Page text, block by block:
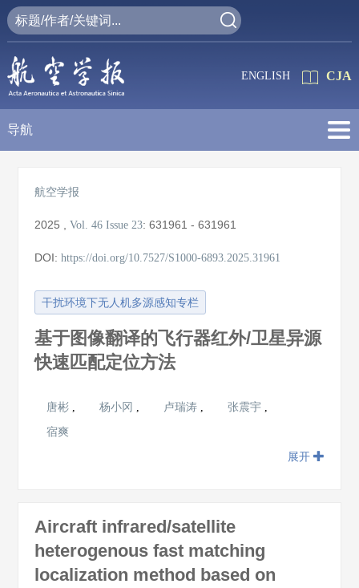
CJA
ENGLISH
导航
航空学报
2025 ,Vol. 46 Issue 23:631961 - 631961
DOI:https://doi.org/10.7527/S1000-6893.2025.31961
干扰环境下无人机多源感知专栏
基于图像翻译的飞行器红外/卫星异源
快速匹配定位方法
唐彬 , 杨小冈 , 卢瑞涛 , 张震宇 ,
宿爽
展开
Aircraft infrared/satellite
heterogenous fast matching
localization method based on